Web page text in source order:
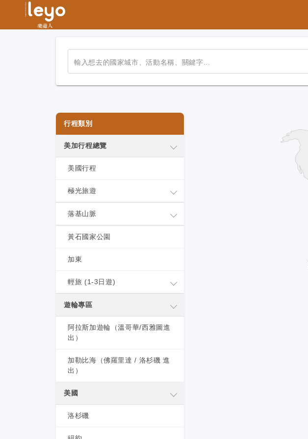
輸入想去的國家城市、活動名稱、關鍵字...
行程類別
美加行程總覽
美國行程
極光旅遊
落基山脈
黃石國家公園
加東
輕旅 (1-3日遊)
遊輪專區
阿拉斯加遊輪（溫哥華/西雅圖進
出）
加勒比海（佛羅里達 / 洛杉磯 進
出）
美國
洛杉磯